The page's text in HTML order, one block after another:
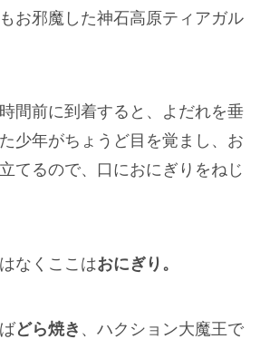
お邪魔した神石高原ティアガル
間前に到着すると、よだれを垂
少年がちょうど目を覚まし、お
てるので、口におにぎりをねじ
なくここはおにぎり。
どら焼き 、ハクション大魔王で